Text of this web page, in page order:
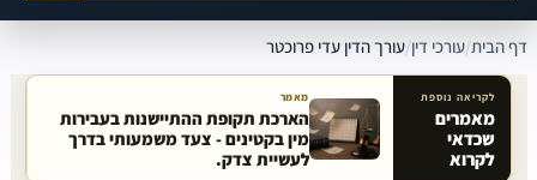
דף הבית/עורכי דין/עורך הדין עדי פרוכטר
מאמרים קשורים באתר
לקריאה נוספת
מאמרים
שכדאי
לקרוא
מאמר
הארכת תקופת ההתיישנות בעבירות
מין בקטינים - צעד משמעותי בדרך
לעשיית צדק.